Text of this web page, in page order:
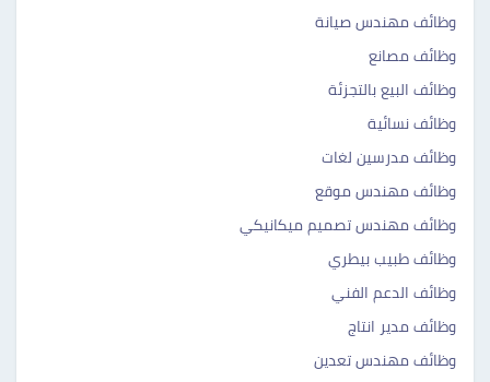
وظائف مهندس صيانة
وظائف مصانع
وظائف البيع بالتجزئة
وظائف نسائية
وظائف مدرسين لغات
وظائف مهندس موقع
وظائف مهندس تصميم ميكانيكي
وظائف طبيب بيطري
وظائف الدعم الفني
وظائف مدير انتاج
وظائف مهندس تعدين